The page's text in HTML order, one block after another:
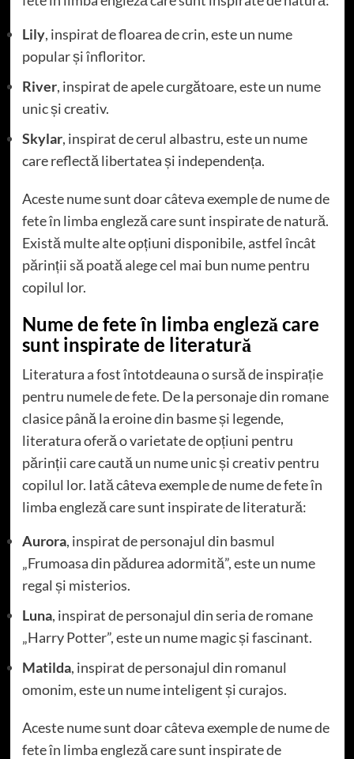
Lily, inspirat de floarea de crin, este un nume
popular și înfloritor.
River, inspirat de apele curgătoare, este un nume
unic și creativ.
Skylar, inspirat de cerul albastru, este un nume
care reflectă libertatea și independența.
Aceste nume sunt doar câteva exemple de nume de
fete în limba engleză care sunt inspirate de natură.
Există multe alte opțiuni disponibile, astfel încât
părinții să poată alege cel mai bun nume pentru
copilul lor.
Nume de fete în limba engleză care
sunt inspirate de literatură
Literatura a fost întotdeauna o sursă de inspirație
pentru numele de fete. De la personaje din romane
clasice până la eroine din basme și legende,
literatura oferă o varietate de opțiuni pentru
părinții care caută un nume unic și creativ pentru
copilul lor. Iată câteva exemple de nume de fete în
limba engleză care sunt inspirate de literatură:
Aurora, inspirat de personajul din basmul
„Frumoasa din pădurea adormită”, este un nume
regal și misterios.
Luna, inspirat de personajul din seria de romane
„Harry Potter”, este un nume magic și fascinant.
Matilda, inspirat de personajul din romanul
omonim, este un nume inteligent și curajos.
Aceste nume sunt doar câteva exemple de nume de
fete în limba engleză care sunt inspirate de